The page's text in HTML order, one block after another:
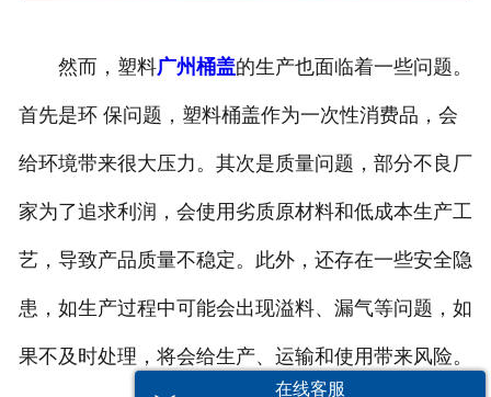
然而，塑料广州桶盖的生产也面临着一些问题。
首先是环 保问题，塑料桶盖作为一次性消费品，会
给环境带来很大压力。其次是质量问题，部分不良厂
家为了追求利润，会使用劣质原材料和低成本生产工
艺，导致产品质量不稳定。此外，还存在一些安全隐
患，如生产过程中可能会出现溢料、漏气等问题，如
果不及时处理，将会给生产、运输和使用带来风险。
在线客服